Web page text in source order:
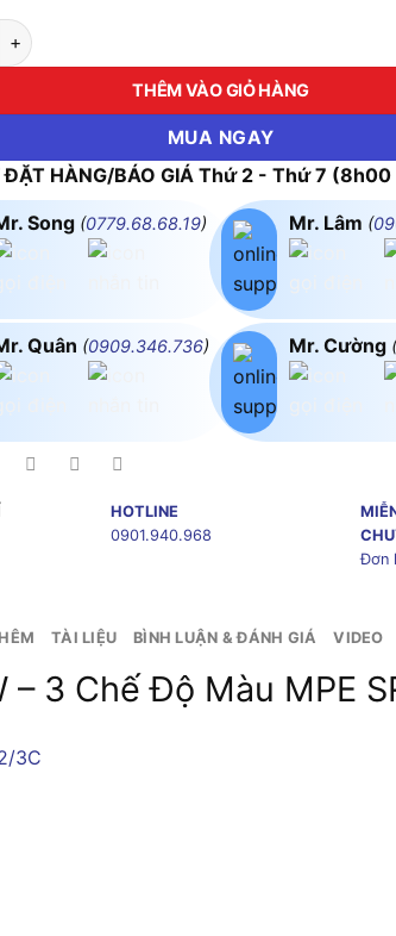
Ốp Nổi Nhựa Đen, Mặt Tròn 12W - 3 Chế Độ
THÊM VÀO GIỎ HÀNG
MUA NGAY
ĐẶT HÀNG/BÁO GIÁ Thứ 2 - Thứ 7
Song (0779.68.68.19)
Quân (0909.346.736)
Mr. Lâm (
Mr. Cường
HOTLINE
0901.940.968
Đơn
TÀI LIỆU BÌNH LUẬN & ĐÁNH GIÁ VIDEO
3 Chế Độ Màu MPE